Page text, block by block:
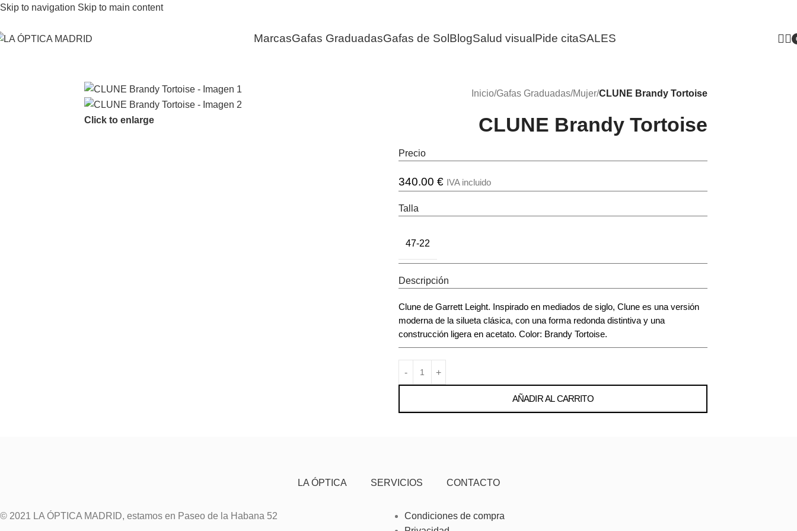
Skip to navigation Skip to main content
MarcasGafas GraduadasGafas de Sol BlogSalud visual Pide citaSALES
Click to enlarge
Inicio/Gafas Graduadas/Mujer/CLUNE Brandy Tortoise
CLUNE Brandy Tortoise
Precio
340.00 € IVA incluido
Talla
47-22
Descripción
Clune de Garrett Leight. Inspirado en mediados de siglo, Clune es una versión
moderna de la silueta clásica, con una forma redonda distintiva y una
construcción ligera en acetato. Color: Brandy Tortoise.
AÑADIR AL CARRITO
LA ÓPTICA SERVICIOS CONTACTO
© 2021 LA ÓPTICA MADRID, estamos en Paseo de la Habana 52
Condiciones de compra